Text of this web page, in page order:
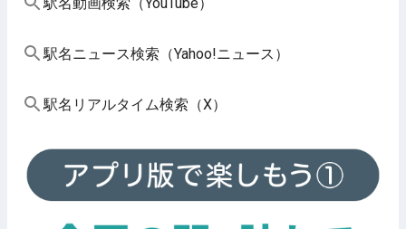
駅名ニュース検索（Yahoo!ニュース）
駅名リアルタイム検索（X）